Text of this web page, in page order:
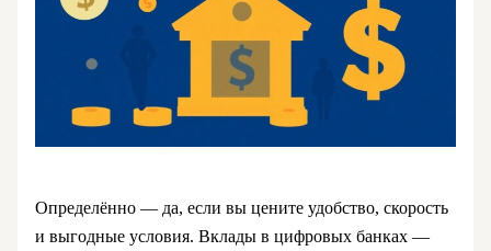
Определённо — да, если вы цените удобство, скорость
и выгодные условия. Вклады в цифровых банках —